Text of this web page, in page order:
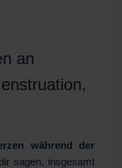
an
während der
sagen, insgesamt